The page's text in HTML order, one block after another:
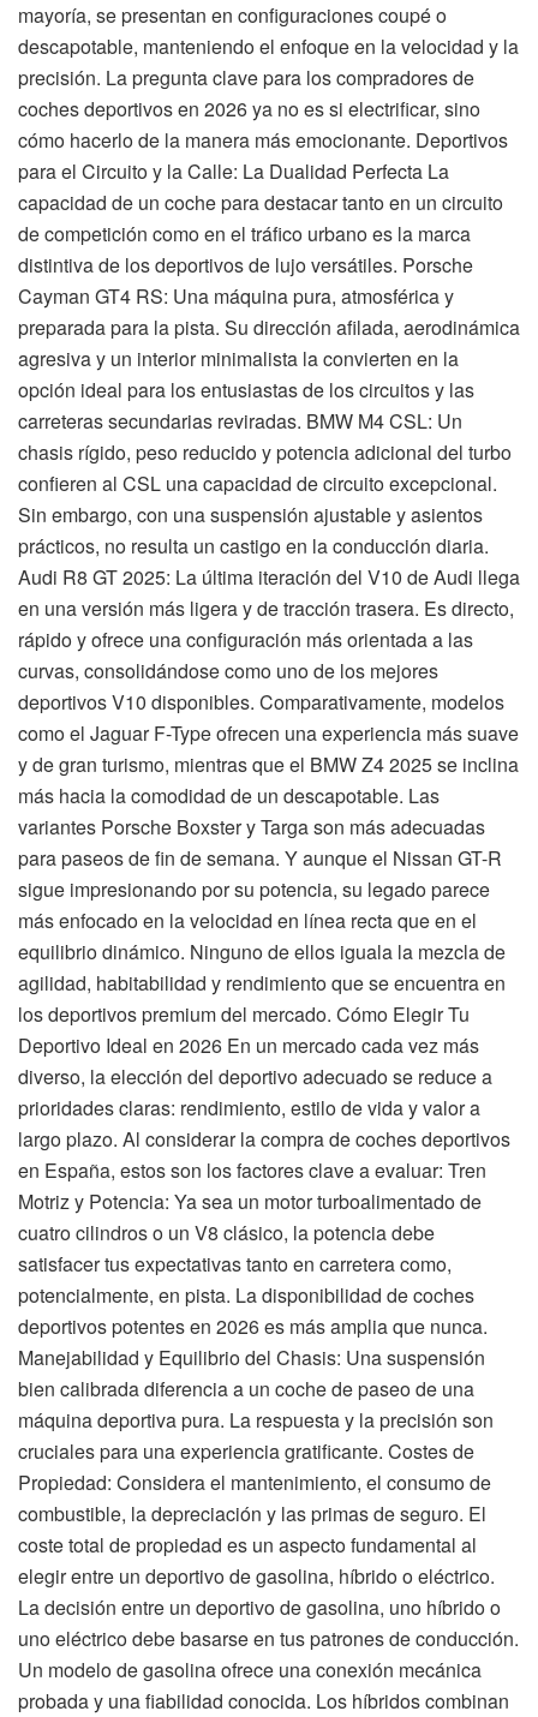
mayoría, se presentan en configuraciones coupé o
descapotable, manteniendo el enfoque en la velocidad y la
precisión. La pregunta clave para los compradores de
coches deportivos en 2026 ya no es si electrificar, sino
cómo hacerlo de la manera más emocionante. Deportivos
para el Circuito y la Calle: La Dualidad Perfecta La
capacidad de un coche para destacar tanto en un circuito
de competición como en el tráfico urbano es la marca
distintiva de los deportivos de lujo versátiles. Porsche
Cayman GT4 RS: Una máquina pura, atmosférica y
preparada para la pista. Su dirección afilada, aerodinámica
agresiva y un interior minimalista la convierten en la
opción ideal para los entusiastas de los circuitos y las
carreteras secundarias reviradas. BMW M4 CSL: Un
chasis rígido, peso reducido y potencia adicional del turbo
confieren al CSL una capacidad de circuito excepcional.
Sin embargo, con una suspensión ajustable y asientos
prácticos, no resulta un castigo en la conducción diaria.
Audi R8 GT 2025: La última iteración del V10 de Audi llega
en una versión más ligera y de tracción trasera. Es directo,
rápido y ofrece una configuración más orientada a las
curvas, consolidándose como uno de los mejores
deportivos V10 disponibles. Comparativamente, modelos
como el Jaguar F-Type ofrecen una experiencia más suave
y de gran turismo, mientras que el BMW Z4 2025 se inclina
más hacia la comodidad de un descapotable. Las
variantes Porsche Boxster y Targa son más adecuadas
para paseos de fin de semana. Y aunque el Nissan GT-R
sigue impresionando por su potencia, su legado parece
más enfocado en la velocidad en línea recta que en el
equilibrio dinámico. Ninguno de ellos iguala la mezcla de
agilidad, habitabilidad y rendimiento que se encuentra en
los deportivos premium del mercado. Cómo Elegir Tu
Deportivo Ideal en 2026 En un mercado cada vez más
diverso, la elección del deportivo adecuado se reduce a
prioridades claras: rendimiento, estilo de vida y valor a
largo plazo. Al considerar la compra de coches deportivos
en España, estos son los factores clave a evaluar: Tren
Motriz y Potencia: Ya sea un motor turboalimentado de
cuatro cilindros o un V8 clásico, la potencia debe
satisfacer tus expectativas tanto en carretera como,
potencialmente, en pista. La disponibilidad de coches
deportivos potentes en 2026 es más amplia que nunca.
Manejabilidad y Equilibrio del Chasis: Una suspensión
bien calibrada diferencia a un coche de paseo de una
máquina deportiva pura. La respuesta y la precisión son
cruciales para una experiencia gratificante. Costes de
Propiedad: Considera el mantenimiento, el consumo de
combustible, la depreciación y las primas de seguro. El
coste total de propiedad es un aspecto fundamental al
elegir entre un deportivo de gasolina, híbrido o eléctrico.
La decisión entre un deportivo de gasolina, uno híbrido o
uno eléctrico debe basarse en tus patrones de conducción.
Un modelo de gasolina ofrece una conexión mecánica
probada y una fiabilidad conocida. Los híbridos combinan